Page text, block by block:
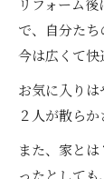
リフォーム
で、自分たち
今は広くて快
お気に入り
２人が散ら
また、家と
ったとして